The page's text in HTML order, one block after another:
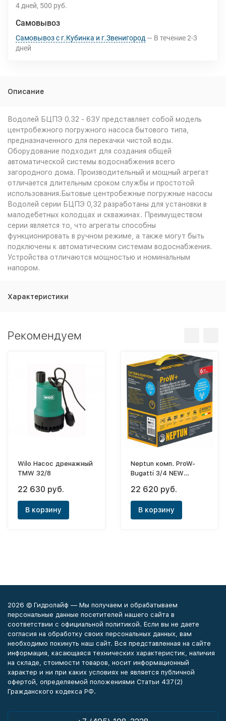
4 дней 500 руб.
Самовывоз
Самовывоз с г.Кубинка и г.Звенигород В течение2-3
дней
Описание
Водолей БЦПЭ 0.32 - 63У представляет собой модель
центробежного погружного насоса бытового типа,
предназначенного для перекачки чистой воды.
Оборудование подходит для создания общей
автоматической системы водоснабжения всего
загородного дома. Производительный и мощный агрегат
отличается длительным сроком службы и простотой
использования.Бытовые центробежные погружные насосы
Водолей серии БЦПЭ 0,32 разработаны для установки в
малодебетных колодцах и скважинах. Преимуществом
серии является то, что агрегаты способны
функционировать в ручном режиме, а также могут быть
подключены к автоматическим системам водоснабжения.
Устройства отличаются мощностью и номинальным
напором.
Характеристики
Рекомендуем
Wilo Насос дренажный
TMW 32/8
22 630 руб.
В корзину
Neptun комп. ProW-
Bugatti 3/4 NEW
пров.3шт+кран с
эл.привод.12В.2шт)
22 620 руб.
В корзину
2026 © Гидролайф — Мы получаем и обрабатываем
персональные данные посетителей нашего сайта в
соответствии с официальной политикой. Если вы не даете
согласия на обработку своих персональных данных, вам
необходимо покинуть наш сайт. Вся представленная на сайте
информация, касающаяся технических характеристик, наличия
на складе, стоимости товаров, носит информационный
характер и ни при каких условиях не является публичной
офертой, определяемой положениями Статьи 437(2)
Гражданского кодекса РФ.